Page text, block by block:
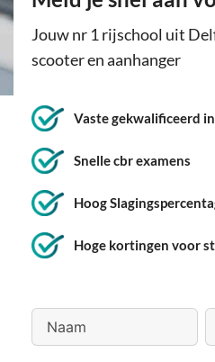
Jouw nr 1 rijschool uit
scooter en aanhanger
Vaste gekwalificeerd
Snelle cbr examens
Hoog
Hoge kortingen voor